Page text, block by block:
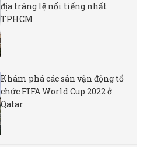
địa tráng lệ nổi tiếng nhất
TPHCM
Khám phá các sân vận động tổ
chức FIFA World Cup 2022 ở
Qatar